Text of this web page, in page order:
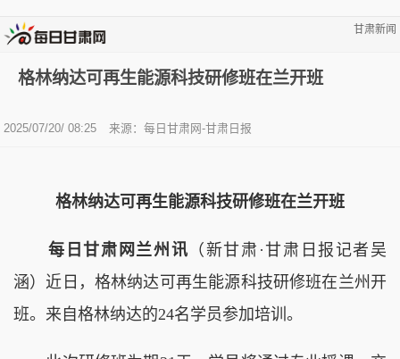
甘肃新闻
格林纳达可再生能源科技研修班在兰开班
2025/07/20/ 08:25 来源：每日甘肃网-甘肃日报
格林纳达可再生能源科技研修班在兰开班
每日甘肃网兰州讯 （新甘肃·甘肃日报记者吴
涵）近日，格林纳达可再生能源科技研修班在兰州开
班。来自格林纳达的24名学员参加培训。